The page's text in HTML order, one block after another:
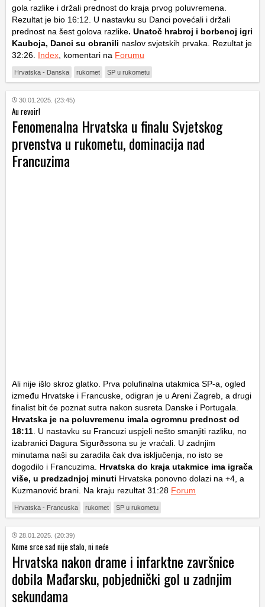
gola razlike i držali prednost do kraja prvog poluvremena.
Rezultat je bio 16:12. U nastavku su Danci povećali i držali
prednost na šest golova razlike. Unatoč hrabroj i borbenoj igri
Kauboja, Danci su obranili naslov svjetskih prvaka. Rezultat je
32:26. Index, komentari na Forumu
Hrvatska - Danska rukomet SP u rukometu
30.01.2025. (23:45)
Au revoir!
Fenomenalna Hrvatska u finalu Svjetskog
prvenstva u rukometu, dominacija nad
Francuzima
Ali nije išlo skroz glatko. Prva polufinalna utakmica SP-a, ogled
između Hrvatske i Francuske, odigran je u Areni Zagreb, a drugi
finalist bit će poznat sutra nakon susreta Danske i Portugala.
Hrvatska je na poluvremenu imala ogromnu prednost od
18:11 . U nastavku su Francuzi uspjeli nešto smanjiti razliku, no
izabranici Dagura Sigurðssona su je vraćali. U zadnjim
minutama naši su zaradila čak dva isključenja, no isto se
dogodilo i Francuzima. Hrvatska do kraja utakmice ima igrača
više, u predzadnjoj minuti Hrvatska ponovno dolazi na +4, a
Kuzmanović brani. Na kraju rezultat 31:28 Forum
Hrvatska - Francuska rukomet SP u rukometu
28.01.2025. (20:39)
Kome srce sad nije stalo, ni neće
Hrvatska nakon drame i infarktne završnice
dobila Mađarsku, pobjednički gol u zadnjim
sekundama